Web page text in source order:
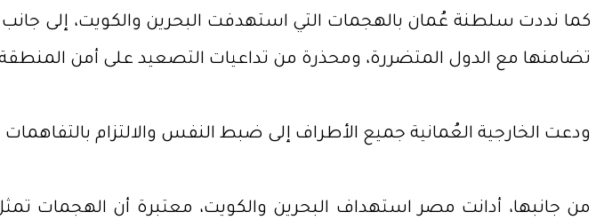
كما نددت سلطنة عُمان بالهجمات التي استهدفت البحرين والكويت، إلى
تضامنها مع الدول المتضررة، ومحذرة من تداعيات التصعيد على أمن المنطقة
ودعت الخارجية العُمانية جميع الأطراف إلى ضبط النفس والالتزام
من جانبها، أدانت مصر استهداف البحرين والكويت، معتبرة أن الهجمات